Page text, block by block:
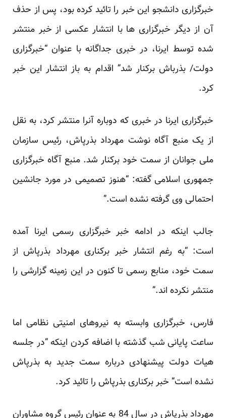
خبرگزاری دانشجو این خبر را تائید کرده بود، پس از حذف
آن از دیگر خبرگزاری ها با انتشار عکسی از خبر منتشر
شده توسط ایرنا، در خبری جداگانه با عنوان “خبرگزاری
دولت/ بذرباش برکنار شد” اقدام به باز انتشار این خبر
کرد.
خبرگزاری ایرنا در خبری که دوباره آنرا منتشر کرد، به نقل
از یک منبع آگاه نوشت مهرداد بذرپاش، رئیس سازمان
ملی جوانان از سمت خود برکنار شد. منبع آگاه خبرگزاری
جمهوری اسلامی گفته: “هنوز تصمیمی در مورد جانشین
احتمالی وی گرفته نشده است.”
جالب اینکه در ادامه خبر خبرگزاری رسمی ایرنا آمده
است: “به رغم انتشار خبر برکناری مهرداد بذرپاش از
سمت خود، منابع رسمی تا کنون در این زمینه گزارشی را
منتشر نکرده اند.”
فارس، خبرگزاری وابسته به نیروهای امنیتی نظامی اما
ساعت پایانی شب گذشته با اضافه کردن اینکه “در جلسه
هیات دولت پیشنهادی درباره سمت جدید به بذرپاش
نشده است” خبر برکناری بذرپاش را تائید کرد.
مهرداد بذرپاش در سال 84 به عنوان رئیس گروه مشاوران